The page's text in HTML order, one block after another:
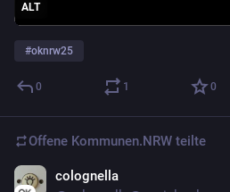
ALT
#oknrw25
0 1 0
Offene Kommunen.NRW teilte
colognella